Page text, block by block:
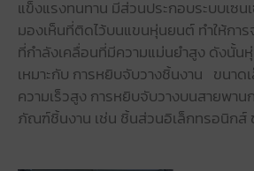
แข็งแรงทนทาน มีส่วนประกอบระบบเซน
มองเห็นที่ติดไว้บนแขนหุ่นยนต์ ทำให้กา
ที่กำลังเคลื่อนที่มีความแม่นยำสูง ดังนั้น
เหมาะกับ การหยิบจับวางชิ้นงาน ขนาด
ความเร็วสูง การหยิบจับวางบนสายพา
ภัณฑ์ชิ้นงาน เช่น ชิ้นส่วนอิเล็กทรอนิกส์